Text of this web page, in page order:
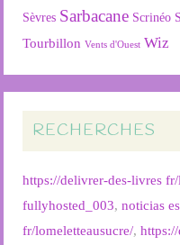
Sèvres Sarbacane Scrinéo
Tourbillon Vents d'Ouest Wiz
RECHERCHES
https://delivrer-des-livres
fullyhosted_003,noticias
fr/lomeletteausucre/,